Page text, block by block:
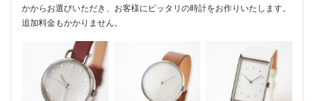
かからお選びいただき、お客様にピッタリの時計をお作りいたします。
追加料金もかかりません。